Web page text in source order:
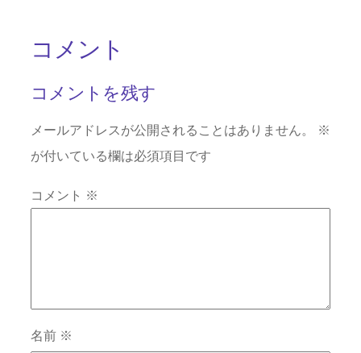
コメント
コメントを残す
メールアドレスが公開されることはありません。
※
が付いている欄は必須項目です
コメント ※
名前 ※